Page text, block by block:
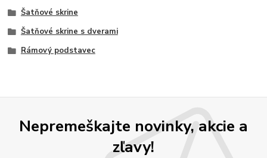
Šatňové skrine
Šatňové skrine s dverami
Rámový podstavec
Nepremeškajte novinky, akcie a
zľavy!